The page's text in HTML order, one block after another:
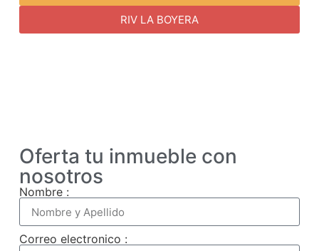
RIV LA BOYERA
Oferta tu inmueble con
nosotros
Nombre :
Correo electronico :